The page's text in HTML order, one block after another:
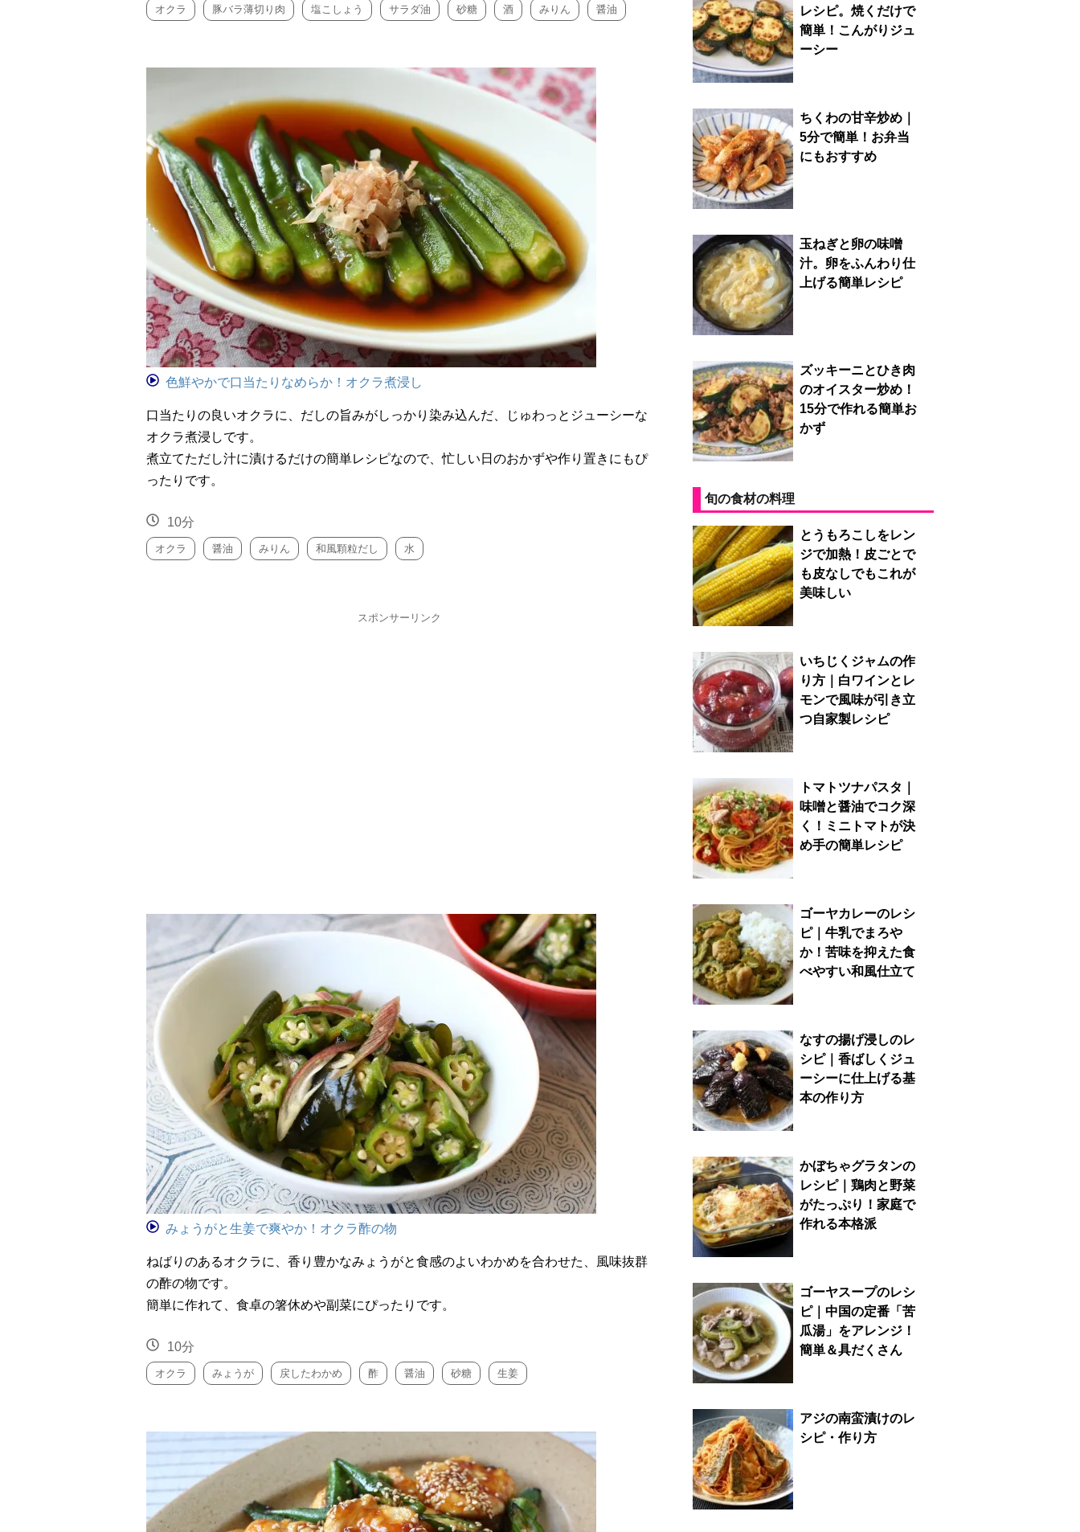
オクラ 豚バラ薄切り肉 塩こしょう サラダ油 砂糖 酒 みりん 醤油
色鮮やかで口当たりなめらか！オクラ煮浸し
口当たりの良いオクラに、だしの旨みがしっかり染み込んだ、じゅわっとジューシーな
オクラ煮浸しです。
煮立てただし汁に漬けるだけの簡単レシピなので、忙しい日のおかずや作り置きにもぴ
ったりです。
10分
オクラ 醤油 みりん 和風顆粒だし 水
スポンサーリンク
みょうがと生姜で爽やか！オクラ酢の物
ねばりのあるオクラに、香り豊かなみょうがと食感のよいわかめを合わせた、風味抜群
の酢の物です。
簡単に作れて、食卓の箸休めや副菜にぴったりです。
10分
オクラ みょうが 戻したわかめ 酢 醤油 砂糖 生姜
レシピ。焼くだけで
簡単！こんがりジュ
ーシー
ちくわの甘辛炒め｜
5分で簡単！お弁当
にもおすすめ
玉ねぎと卵の味噌
汁。卵をふんわり仕
上げる簡単レシピ
ズッキーニとひき肉
のオイスター炒め！
15分で作れる簡単お
かず
旬の食材の料理
とうもろこしをレン
ジで加熱！皮ごとで
も皮なしでもこれが
美味しい
いちじくジャムの作
り方｜白ワインとレ
モンで風味が引き立
つ自家製レシピ
トマトツナパスタ｜
味噌と醤油でコク深
く！ミニトマトが決
め手の簡単レシピ
ゴーヤカレーのレシ
ピ｜牛乳でまろや
か！苦味を抑えた食
べやすい和風仕立て
なすの揚げ浸しのレ
シピ｜香ばしくジュ
ーシーに仕上げる基
本の作り方
かぼちゃグラタンの
レシピ｜鶏肉と野菜
がたっぷり！家庭で
作れる本格派
ゴーヤスープのレシ
ピ｜中国の定番「苦
瓜湯」をアレンジ！
簡単＆具だくさん
アジの南蛮漬けのレ
シピ・作り方